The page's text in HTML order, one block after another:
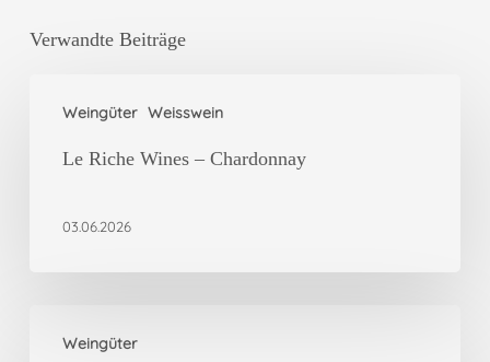
Verwandte Beiträge
Weingüter Weisswein
Riche
WinesLe Riche Wines – Chardonnay
03.06.2026
Weingüter
Family